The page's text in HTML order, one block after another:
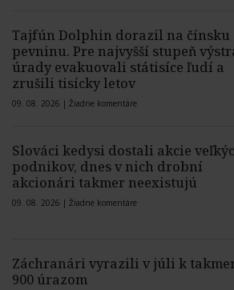
Tajfún Dolphin dorazil na čínsku
pevninu. Pre najvyšší stupeň
úrady evakuovali státisíce ľudí a
zrušili tisícky letov
09. 08. 2026 | Žiadne komentáre
Slováci kedysi dostali akcie
podnikov, dnes v nich drobní
akcionári takmer neexistujú
09. 08. 2026 | Žiadne komentáre
Záchranári vyrazili v júli k
900 úrazom